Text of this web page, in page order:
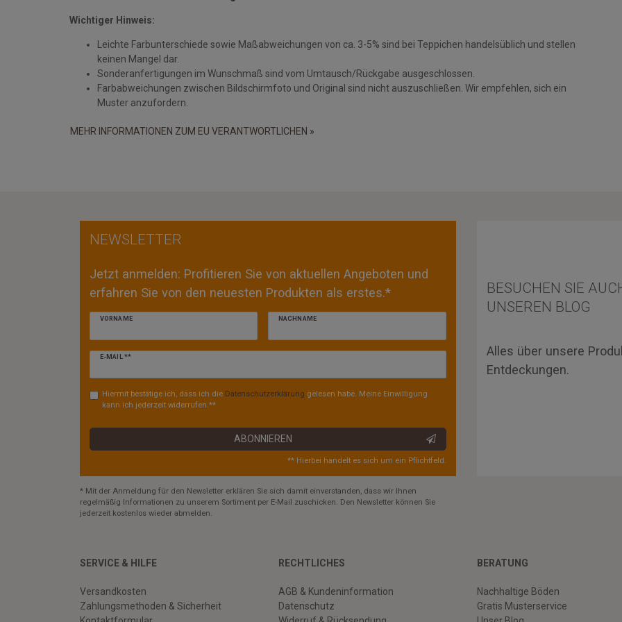
Wichtiger Hinweis:
Leichte Farbunterschiede sowie Maßabweichungen von ca. 3-5% sind bei Teppichen handelsüblich und stellen
keinen Mangel dar.
Sonderanfertigungen im Wunschmaß sind vom Umtausch/Rückgabe ausgeschlossen.
Farbabweichungen zwischen Bildschirmfoto und Original sind nicht auszuschließen. Wir empfehlen, sich ein
Muster anzufordern.
MEHR INFORMATIONEN ZUM EU VERANTWORTLICHEN »
NEWSLETTER
Jetzt anmelden: Profitieren Sie von aktuellen Angeboten und
erfahren Sie von den neuesten Produkten als erstes.*
VORNAME NACHNAME
E-MAIL **
Newsletter
Hiermit bestätige ich, dass ich die Daten­schutz­erklärung gelesen habe. Meine Einwilligung
kann ich jederzeit widerrufen.**
ABONNIEREN
** Hierbei handelt es sich um ein Pflichtfeld.
BESUCHEN SIE
UNSEREN BLOG
Alles über unsere
Entdeckungen.
* Mit der Anmeldung für den Newsletter erklären Sie sich damit einverstanden, dass wir Ihnen
regelmäßig Informationen zu unserem Sortiment per E-Mail zuschicken. Den Newsletter können Sie
jederzeit kostenlos wieder abmelden.
SERVICE & HILFE
Versandkosten
Zahlungsmethoden & Sicherheit
RECHTLICHES
AGB & Kundeninformation
Datenschutz
BERATUNG
Nachhaltige Böden
Gratis Musterservice